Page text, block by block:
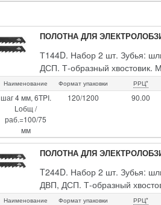
ПОЛОТНА ДЛЯ
Т144D. Набор 2 шт. Зубья:
ДСП. Т-образный хвостовик.
риал: Cталь 65MN. Упаковка:
Наименование Формат упаковки РРЦ*
шаг 4 мм, 6TPI.
Lобщ /
раб.=100/75
мм
120/1200 90.00
ПОЛОТНА ДЛЯ
T244D. Набор 2 шт. Зубья:
ДВП, ДСП. Т-образный
Материал: Cталь 65MN.
Наименование Формат упаковки РРЦ*